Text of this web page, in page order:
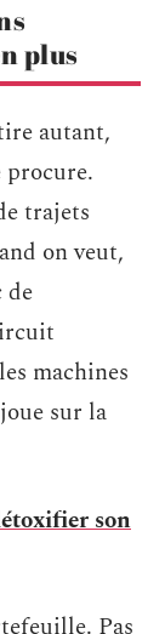
plus
autant,
procure.
trajets
on veut,
de
machines
sur la
son